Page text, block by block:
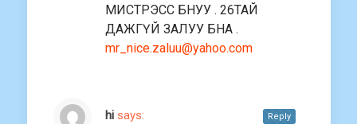
МИСТРЭСС БНУУ . 26ТАЙ
ДАЖГҮЙ ЗАЛУУ БНА .
mr_nice.zaluu@yahoo.com
hi says: Reply